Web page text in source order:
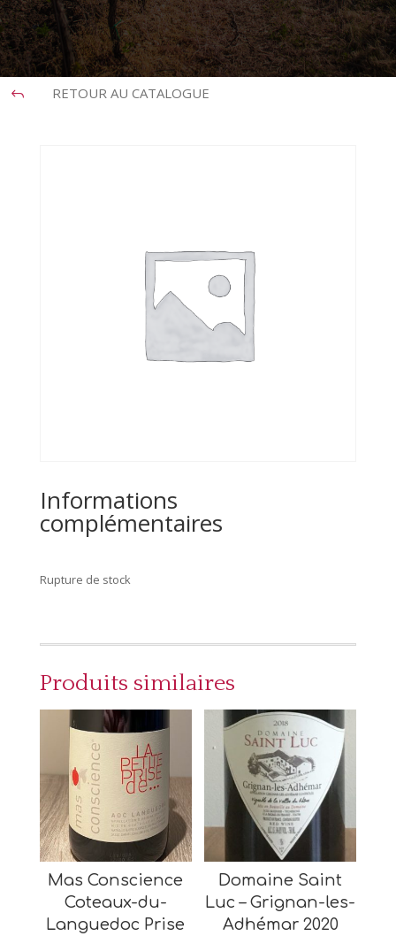
J RETOUR AU CATALOGUE
Informations
complémentaires
Rupture de stock
Produits similaires
Mas Conscience
Coteaux-du-
Languedoc Prise
Domaine Saint
Luc – Grignan-les-
Adhémar 2020